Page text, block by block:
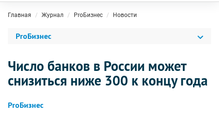
Главная Журнал ProБизнес Новости
ProБизнес
Число банков в России может
снизиться ниже 300 к концу года
ProБизнес